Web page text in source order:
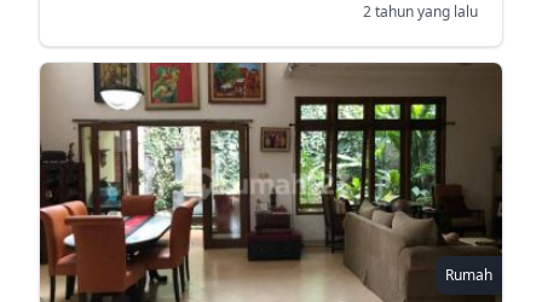
2 tahun yang lalu
Rumah